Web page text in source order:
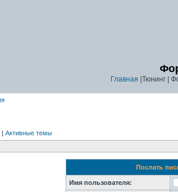
Главная |Тюнинг |
| Активные темы
Послать
Имя пользователя: